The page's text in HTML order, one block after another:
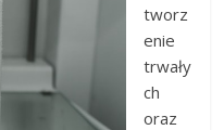
tworz
enie
trwały
ch
oraz